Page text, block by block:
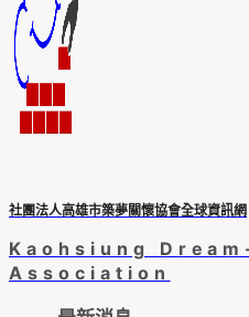
社團法人高雄市築夢關懷協會全球資訊網
Kaohsiung
Association